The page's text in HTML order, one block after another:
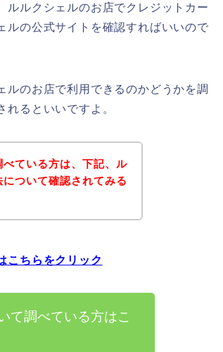
ルルクシェルのお店でクレジットカー
ルの公式サイトを確認すればいいので
ルのお店で利用できるのかどうかを調
るといいですよ。
ている方は、下記、ル
ついて確認されてみる
こちらをクリック
て調べている方はこ